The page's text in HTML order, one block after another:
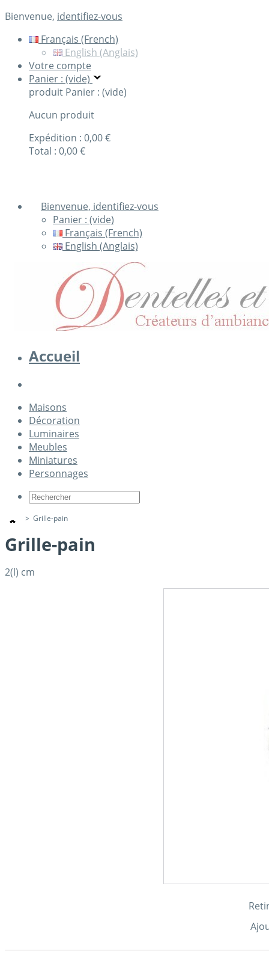
Bienvenue, identifiez-vous
Français (French)
English (Anglais)
Votre compte
Panier : (vide)
produit Panier : (vide)
Aucun produit
Expédition : 0,00 €
Total : 0,00 €
Bienvenue, identifiez-vous
Panier : (vide)
Français (French)
English (Anglais)
Accueil
Maisons
Décoration
Luminaires
Meubles
Miniatures
Personnages
> Grille-pain
Grille-pain
2(l) cm